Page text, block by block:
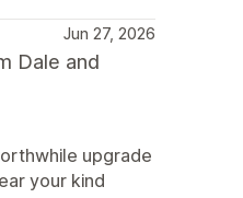
Jun 27, 2026
Dale and
upgrade
your kind